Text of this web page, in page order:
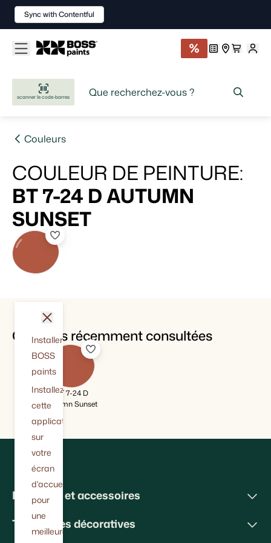
scanner le code-barres
Couleurs
COULEUR DE PEINTURE:
BT 7-24 DAUTUMN
SUNSET
Couleurs récemment consultées
BT 7-24 D
Autumn Sunset
Peintures et accessoires
Techniques décoratives
Installer
BOSS
paints
Installez
cette
application
sur
votre
écran
d'accueil
pour
une
meilleure
fermer
Sync with Contentful